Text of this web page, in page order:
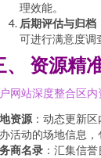
理效能。
后期评估与归档
可进行满意度调
、 资源精
网站深度整合区内
资源 ：动态更新
活动的场地信息，
商名录 ：汇集信